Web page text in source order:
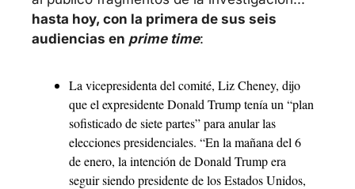
hasta hoy, con la primera de sus seis
audiencias en prime time:
La vicepresidenta del comité, Liz Cheney, dijo
que el expresidente Donald Trump tenía un “plan
sofisticado de siete partes” para anular las
elecciones presidenciales. “En la mañana del 6
de enero, la intención de Donald Trump era
seguir siendo presidente de los Estados Unidos,